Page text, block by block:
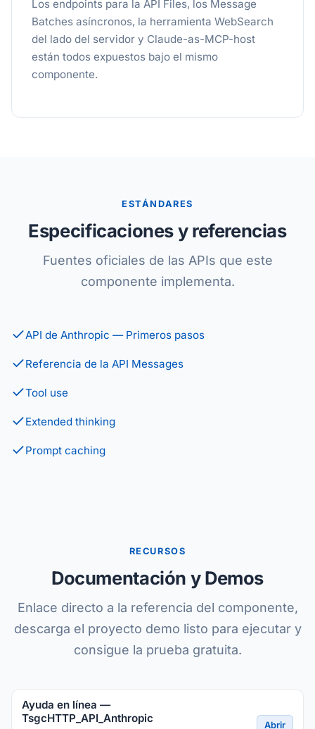
Los endpoints para la API Files, los Message
Batches asíncronos, la herramienta WebSearch
del lado del servidor y Claude-as-MCP-host
están todos expuestos bajo el mismo
componente.
ESTÁNDARES
Especificaciones y referencias
Fuentes oficiales de las APIs que este
componente implementa.
API de Anthropic — Primeros pasos
Referencia de la API Messages
Tool use
Extended thinking
Prompt caching
RECURSOS
Documentación y Demos
Enlace directo a la referencia del componente,
descarga el proyecto demo listo para ejecutar y
consigue la prueba gratuita.
Ayuda en línea —
TsgcHTTP_API_Anthropic
Abrir